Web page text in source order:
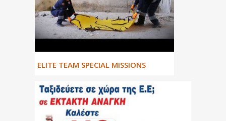
ΕLITE TEAM SPECIAL MISSIONS